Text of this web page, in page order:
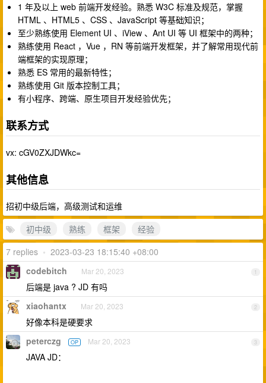
1 年及以上 web 前端开发经验。熟悉 W3C 标准及规范，掌握
HTML 、HTML5 、CSS 、JavaScript 等基础知识；
至少熟练使用 Element UI 、iView 、Ant UI 等 UI 框架中的两种；
熟练使用 React ，Vue ，RN 等前端开发框架，并了解常用现代前
端框架的实现原理；
熟悉 ES 常用的最新特性；
熟练使用 Git 版本控制工具；
有小程序、跨端、原生项目开发经验优先；
联系方式
vx: cGV0ZXJDWkc=
其他信息
招初中级后端，高级测试和运维
初中级
熟练 框架
经验
7 replies • 2023-03-23 18:15:40 +08:00
1
codebitch Mar 20, 2023
后端是 java ? JD 有吗
2
xiaohantx Mar 20, 2023
好像本科是硬要求
3
peterczg OP Mar 20, 2023
JAVA JD：